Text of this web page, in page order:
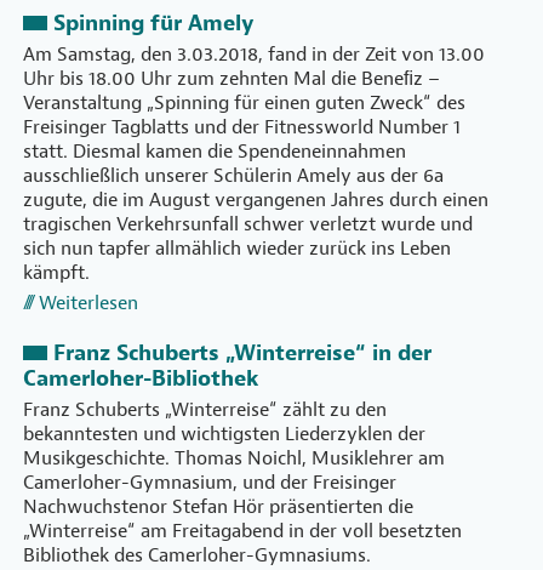
Spinning für Amely
Am Samstag, den 3.03.2018, fand in der Zeit von 13.00
Uhr bis 18.00 Uhr zum zehnten Mal die Beneﬁz –
Veranstaltung „Spinning für einen guten Zweck“ des
Freisinger Tagblatts und der Fitnessworld Number 1
statt. Diesmal kamen die Spendeneinnahmen
ausschließlich unserer Schülerin Amely aus der 6a
zugute, die im August vergangenen Jahres durch einen
tragischen Verkehrsunfall schwer verletzt wurde und
sich nun tapfer allmählich wieder zurück ins Leben
kämpft.
Weiterlesen
Franz Schuberts „Winterreise“ in der
Camerloher-Bibliothek
Franz Schuberts „Winterreise“ zählt zu den
bekanntesten und wichtigsten Liederzyklen der
Musikgeschichte. Thomas Noichl, Musiklehrer am
Camerloher-Gymnasium, und der Freisinger
Nachwuchstenor Stefan Hör präsentierten die
„Winterreise“ am Freitagabend in der voll besetzten
Bibliothek des Camerloher-Gymnasiums.